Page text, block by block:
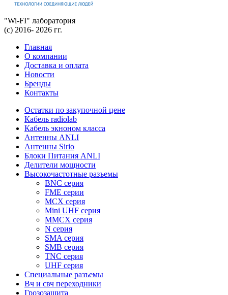
"Wi-FI" лаборатория
(с) 2016- 2026 гг.
Главная
О компании
Доставка и оплата
Новости
Бренды
Контакты
Остатки по закупочной цене
Кабель radiolab
Кабель экноном класса
Антенны ANLI
Антенны Sirio
Блоки Питания ANLI
Делители мощности
Высокочастотные разъемы
BNC серия
FME серии
MCX серия
Mini UHF серия
MMCX серия
N серия
SMA серия
SMB серия
TNC серия
UHF серия
Специальные разъемы
Вч и свч переходники
Грозозащита